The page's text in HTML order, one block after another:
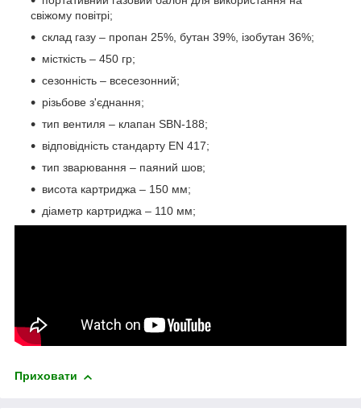
свіжому повітрі;
склад газу – пропан 25%, бутан 39%, ізобутан 36%;
місткість – 450 гр;
сезонність – всесезонний;
різьбове з'єднання;
тип вентиля – клапан SBN-188;
відповідність стандарту EN 417;
тип зварювання – паяний шов;
висота картриджа – 150 мм;
діаметр картриджа – 110 мм;
Приховати